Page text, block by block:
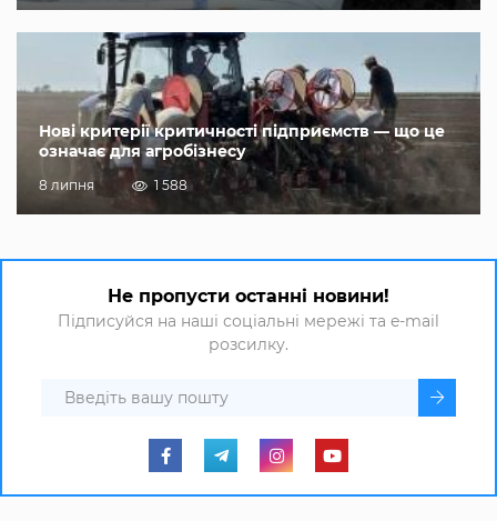
Нові критерії критичності підприємств — що це
означає для агробізнесу
8 липня 1 588
Не пропусти останні новини!
Підписуйся на наші соціальні мережі та e-mail
розсилку.